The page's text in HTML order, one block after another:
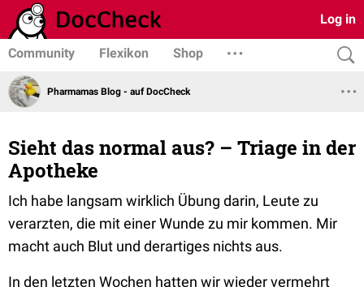
Log in
Community Flexikon Shop
Pharmamas Blog - auf DocCheck
Sieht das normal aus? – Triage in der
Apotheke
Ich habe langsam wirklich Übung darin, Leute zu
verarzten, die mit einer Wunde zu mir kommen. Mir
macht auch Blut und derartiges nichts aus.
In den letzten Wochen hatten wir wieder vermehrt